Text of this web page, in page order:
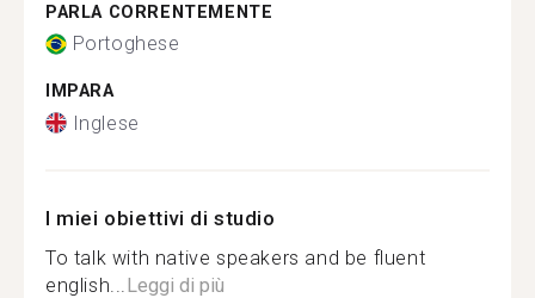
PARLA CORRENTEMENTE
Portoghese
IMPARA
Inglese
I miei obiettivi di studio
To talk with native speakers and be fluent
english... Leggi di più